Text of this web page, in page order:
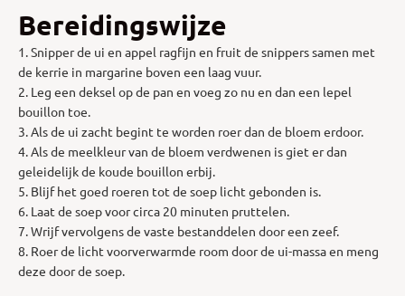
Bereidingswijze
1. Snipper de ui en appel ragfijn en fruit de snippers samen met
de kerrie in margarine boven een laag vuur.
2. Leg een deksel op de pan en voeg zo nu en dan een lepel
bouillon toe.
3. Als de ui zacht begint te worden roer dan de bloem erdoor.
4. Als de meelkleur van de bloem verdwenen is giet er dan
geleidelijk de koude bouillon erbij.
5. Blijf het goed roeren tot de soep licht gebonden is.
6. Laat de soep voor circa 20 minuten pruttelen.
7. Wrijf vervolgens de vaste bestanddelen door een zeef.
8. Roer de licht voorverwarmde room door de ui-massa en meng
deze door de soep.